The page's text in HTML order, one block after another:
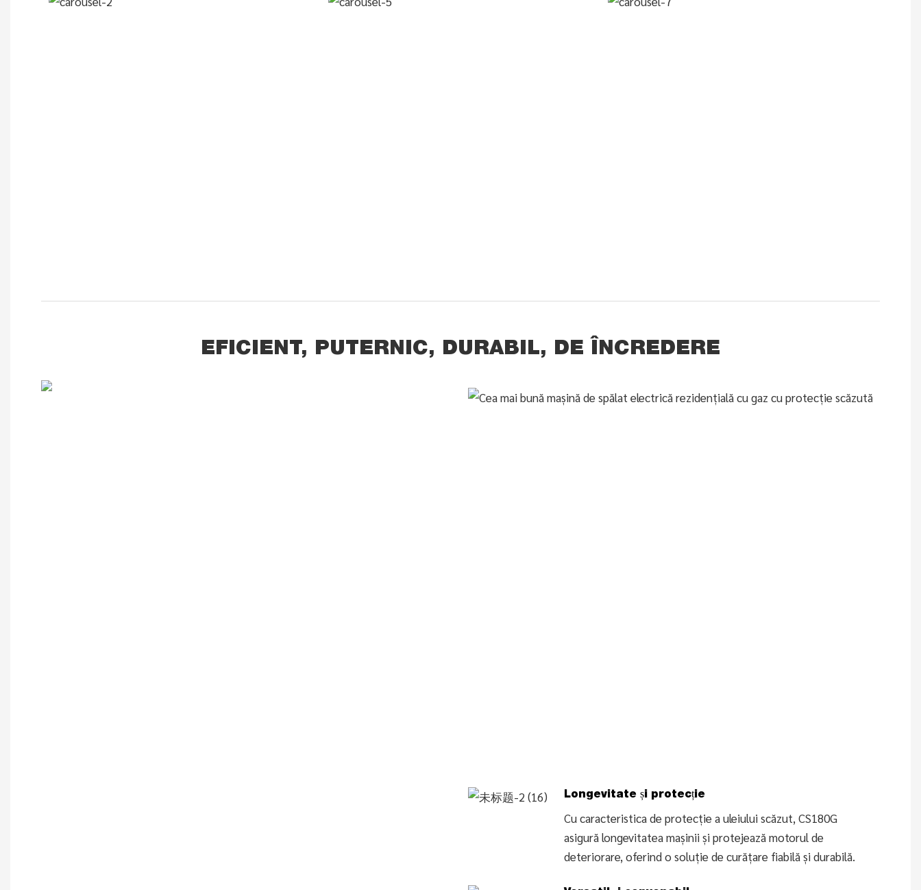
EFICIENT, PUTERNIC, DURABIL, DE ÎNCREDERE
Longevitate și protecție
Cu caracteristica de protecție a uleiului scăzut, CS180G
asigură longevitatea mașinii și protejează motorul de
deteriorare, oferind o soluție de curățare fiabilă și durabilă.